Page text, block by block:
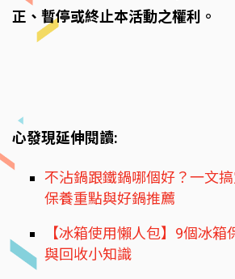
正、暫停或終止本活動之權利。
心發現延伸閱讀:
不沾鍋跟鐵鍋哪個好？一文
保養重點與好鍋推薦
【冰箱使用懶人包】9個冰
與回收小知識